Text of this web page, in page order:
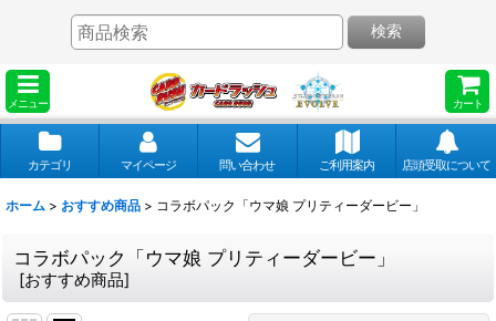
メニュー カート
検索
カテゴリ マイページ 問い合わせ ご利用案内 店頭受取について
ホーム > おすすめ商品 > コラボパック「ウマ娘 プリティーダービー」
コラボパック「ウマ娘 プリティーダービー」
[おすすめ商品]